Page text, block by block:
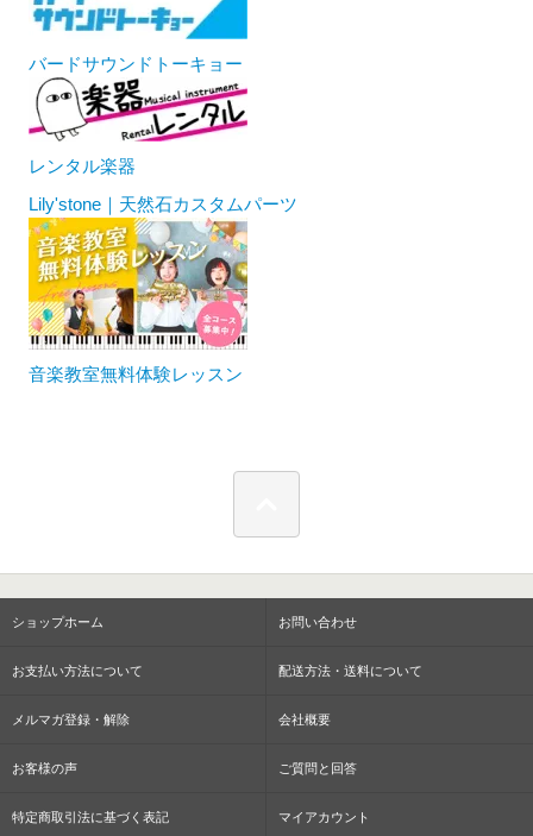
バードサウンドトーキョー
レンタル楽器
Lily'stone｜天然石カスタムパーツ
音楽教室無料体験レッスン
ショップホーム お問い合わせ
お支払い方法について 配送方法・送料について
メルマガ登録・解除 会社概要
お客様の声 ご質問と回答
特定商取引法に基づく表記 マイアカウント